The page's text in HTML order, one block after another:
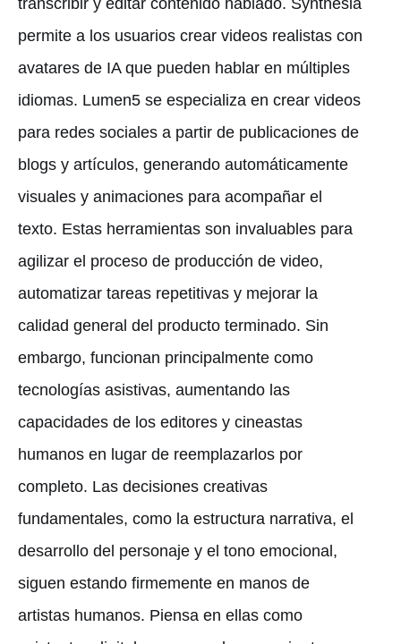
permite a los usuarios crear videos realistas con
avatares de IA que pueden hablar en múltiples
idiomas. Lumen5 se especializa en crear videos
para redes sociales a partir de publicaciones de
blogs y artículos, generando automáticamente
visuales y animaciones para acompañar el
texto. Estas herramientas son invaluables para
agilizar el proceso de producción de video,
automatizar tareas repetitivas y mejorar la
calidad general del producto terminado. Sin
embargo, funcionan principalmente como
tecnologías asistivas, aumentando las
capacidades de los editores y cineastas
humanos en lugar de reemplazarlos por
completo. Las decisiones creativas
fundamentales, como la estructura narrativa, el
desarrollo del personaje y el tono emocional,
siguen estando firmemente en manos de
artistas humanos. Piensa en ellas como